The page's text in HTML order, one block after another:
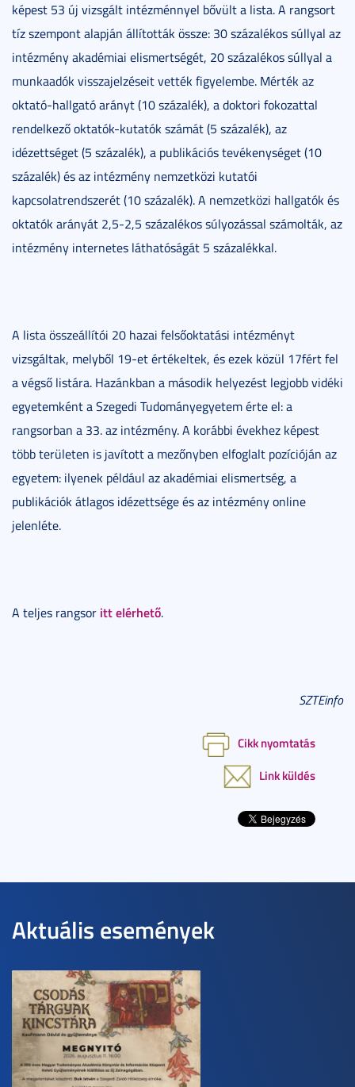
képest 53 új vizsgált intézménnyel bővült a lista. A rangsort
tíz szempont alapján állították össze: 30 százalékos súllyal az
intézmény akadémiai elismertségét, 20 százalékos súllyal a
munkaadók visszajelzéseit vették figyelembe. Mérték az
oktató-hallgató arányt (10 százalék), a doktori fokozattal
rendelkező oktatók-kutatók számát (5 százalék), az
idézettséget (5 százalék), a publikációs tevékenységet (10
százalék) és az intézmény nemzetközi kutatói
kapcsolatrendszerét (10 százalék). A nemzetközi hallgatók és
oktatók arányát 2,5-2,5 százalékos súlyozással számolták, az
intézmény internetes láthatóságát 5 százalékkal.
A lista összeállítói 20 hazai felsőoktatási intézményt
vizsgáltak, melyből 19-et értékeltek, és ezek közül 17fért fel
a végső listára. Hazánkban a második helyezést legjobb vidéki
egyetemként a Szegedi Tudományegyetem érte el: a
rangsorban a 33. az intézmény. A korábbi évekhez képest
több területen is javított a mezőnyben elfoglalt pozícióján az
egyetem: ilyenek például az akadémiai elismertség, a
publikációk átlagos idézettsége és az intézmény online
jelenléte.
A teljes rangsor itt elérhető.
SZTEinfo
Cikk nyomtatás
Link küldés
Aktuális események